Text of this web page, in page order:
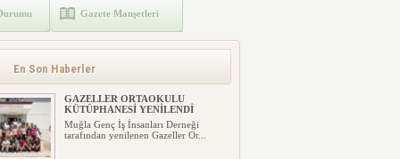
Gazete Manşetleri
En Son Haberler
GAZELLER ORTAOKULU
KÜTÜPHANESİ YENİLENDİ
Muğla Genç İş İnsanları Derneği
tarafından yenilenen Gazeller Or...